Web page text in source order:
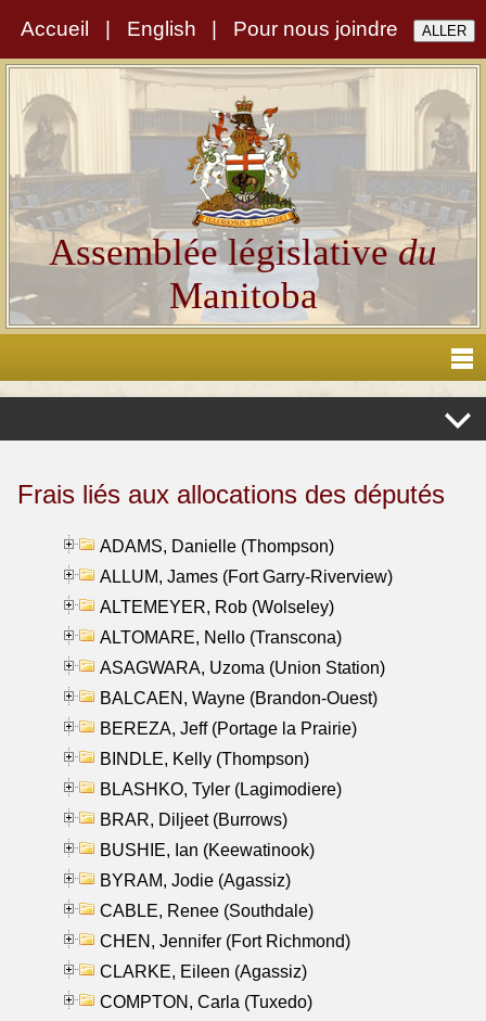
Accueil English Pour nous joindre
Assemblée législativedu
Manitoba
Frais liés aux allocations des députés
ADAMS, Danielle (Thompson)
ALLUM, James (Fort Garry-Riverview)
ALTEMEYER, Rob (Wolseley)
ALTOMARE, Nello (Transcona)
ASAGWARA, Uzoma (Union Station)
BALCAEN, Wayne (Brandon-Ouest)
BEREZA, Jeff (Portage la Prairie)
BINDLE, Kelly (Thompson)
BLASHKO, Tyler (Lagimodiere)
BRAR, Diljeet (Burrows)
BUSHIE, Ian (Keewatinook)
BYRAM, Jodie (Agassiz)
CABLE, Renee (Southdale)
CHEN, Jennifer (Fort Richmond)
CLARKE, Eileen (Agassiz)
COMPTON, Carla (Tuxedo)